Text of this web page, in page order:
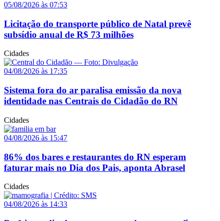
05/08/2026 às 07:53
Licitação do transporte público de Natal prevê
subsídio anual de R$ 73 milhões
Cidades
04/08/2026 às 17:35
Sistema fora do ar paralisa emissão da nova
identidade nas Centrais do Cidadão do RN
Cidades
04/08/2026 às 15:47
86% dos bares e restaurantes do RN esperam
faturar mais no Dia dos Pais, aponta Abrasel
Cidades
04/08/2026 às 14:33